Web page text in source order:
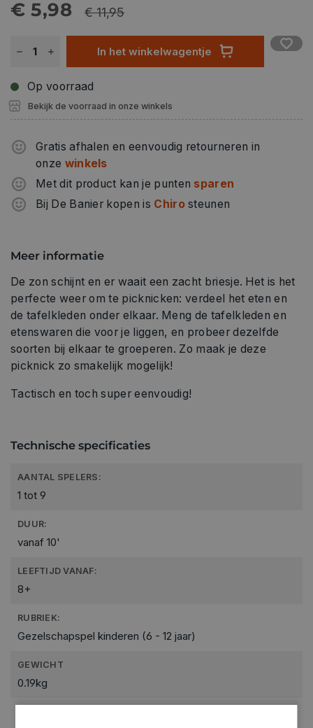
€ 5,98 € 11,95
In het winkelwagentje
Op voorraad
Bekijk de voorraad in onze winkels
Gratis afhalen en eenvoudig retourneren in
onze winkels
Met dit product kan je punten sparen
Bij De Banier kopen is Chirosteunen
Meer informatie
De zon schijnt en er waait een zacht briesje. Het is het
perfecte weer om te picknicken: verdeel het eten en
de tafelkleden onder elkaar. Meng de tafelkleden en
etenswaren die voor je liggen, en probeer dezelfde
soorten bij elkaar te groeperen. Zo maak je deze
picknick zo smakelijk mogelijk!
Tactisch en toch super eenvoudig!
Technische specificaties
AANTAL SPELERS:
1 tot 9
DUUR:
vanaf 10'
LEEFTIJD VANAF:
8+
RUBRIEK:
Gezelschapspel kinderen (6 - 12 jaar)
GEWICHT
0.19kg